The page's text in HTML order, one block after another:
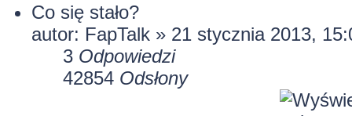
Co się stało?
autor: FapTalk » 21 stycznia 2013,
3 Odpowiedzi
42854 Odsłony